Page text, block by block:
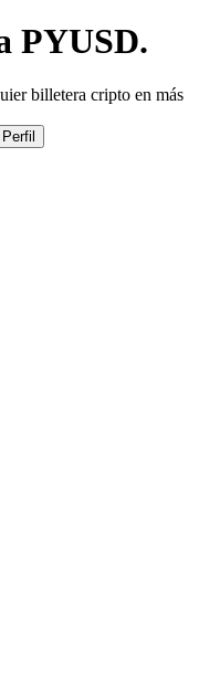
PYUSD.
billetera cripto en más
Perfil